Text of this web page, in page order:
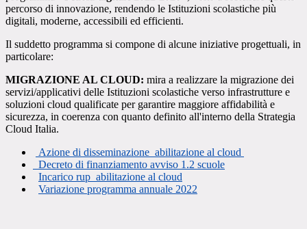
percorso di innovazione, rendendo le Istituzioni scolastiche più
digitali, moderne, accessibili ed efficienti.
Il suddetto programma si compone di alcune iniziative progettuali, in
particolare:
MIGRAZIONE AL CLOUD: mira a realizzare la migrazione dei
servizi/applicativi delle Istituzioni scolastiche verso infrastrutture e
soluzioni cloud qualificate per garantire maggiore affidabilità e
sicurezza, in coerenza con quanto definito all'interno della Strategia
Cloud Italia.
Azione di disseminazione_abilitazione al cloud
Decreto di finanziamento avviso 1.2 scuole
Incarico rup_abilitazione al cloud
Variazione programma annuale 2022